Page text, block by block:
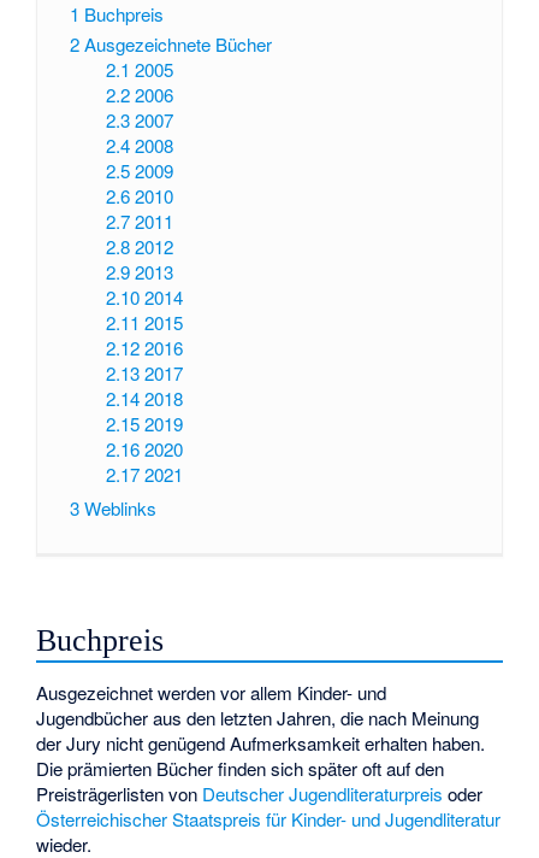
1 Buchpreis
2Ausgezeichnete Bücher
2.1 2005
2.2 2006
2.3 2007
2.4 2008
2.5 2009
2.6 2010
2.7 2011
2.8 2012
2.9 2013
2.10 2014
2.11 2015
2.12 2016
2.13 2017
2.14 2018
2.15 2019
2.16 2020
2.17 2021
3Weblinks
Buchpreis
Ausgezeichnet werden vor allem Kinder- und
Jugendbücher aus den letzten Jahren, die nach Meinung
der Jury nicht genügend Aufmerksamkeit erhalten haben.
Die prämierten Bücher finden sich später oft auf den
Preisträgerlisten von Deutscher Jugendliteraturpreis oder
Österreichischer Staatspreis für Kinder- und Jugendliteratur
wieder.